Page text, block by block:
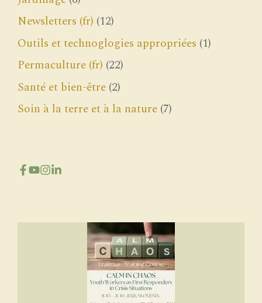
Newsletters (fr) (12)
Outils et technoglogies appropriées (1)
Permaculture (fr) (22)
Santé et bien-être (2)
Soin à la terre et à la nature (7)